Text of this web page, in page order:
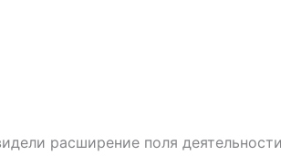
расширение поля